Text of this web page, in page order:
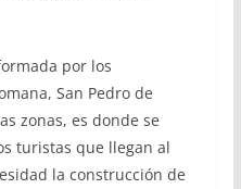
por los
San Pedro de
zonas, es donde se
turistas que llegan al
la construcción de